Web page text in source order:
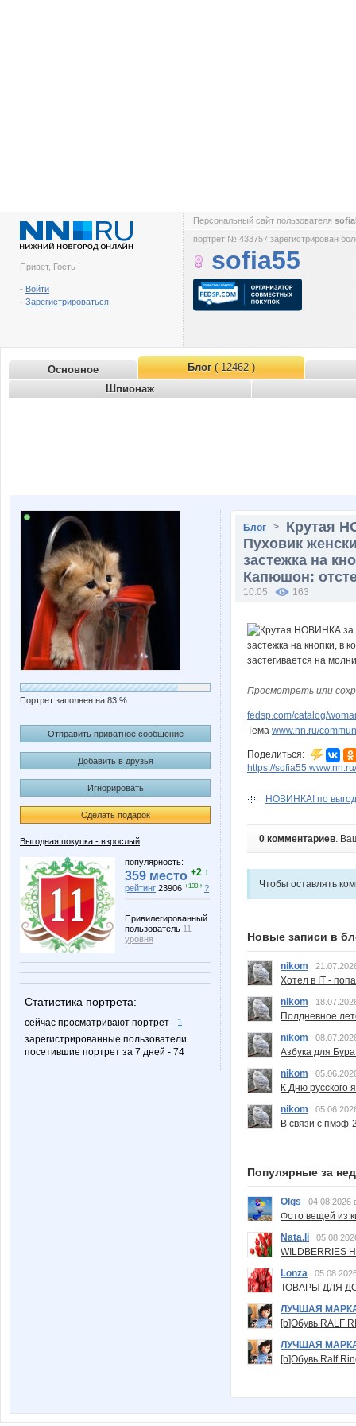
Привет, Гость !
- Войти
- Зарегистрироваться
Персональный сайт пользователя
портрет № 433757 зарегистрирован
sofia55
Основное Блог( 12462 )
Шпионаж
Портрет заполнен на 83 %
Отправить приватное сообщение
Добавить в друзья
Игнорировать
Сделать подарок
Выгодная покупка - взрослый
популярность:
359 место +2 ↑
рейтинг 23906 +100 ↑ ?
Привилегированный
пользователь 11
уровня
Статистика портрета:
сейчас просматривают портрет - 1
зарегистрированные пользователи
посетившие портрет за 7 дней - 74
Блог > Крутая
Пуховик
застежка на
Капюшон:
10:05 163
Просмотреть или
fedsp.com/catalog/
Тема www.nn.ru/
Поделиться:
https://
НОВИНКА! по
0 комментариев.
Чтобы оставлять
Новые записи в
nikom
Хотел в IT -
nikom
Полдневное
nikom
Азбука для
nikom
К Дню русского
nikom
В связи с пмэф-
Популярные за
Olgs 04.08.2026
Фото вещей из
Nata.li
Lonza
ТОВАРЫ ДЛЯ
ЛУЧШАЯ
[b]Обувь RALF
ЛУЧШАЯ
[b]Обувь Ralf